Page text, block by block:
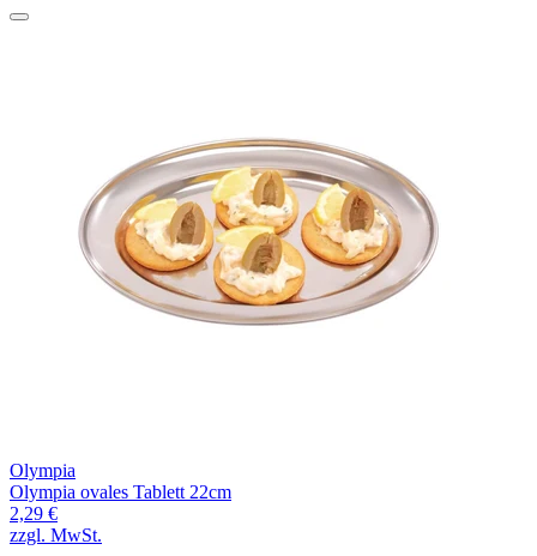
Olympia
Olympia ovales Tablett 22cm
2,29 €
zzgl. MwSt.